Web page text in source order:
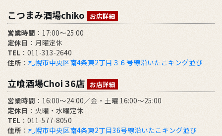
こつまみ酒場chiko お店詳細
営業時間 ：17:00～25:00
定休日 ：月曜定休
TEL ：011-313-2640
住所 ： 札幌市中央区南4条東2丁目３６号線沿いたこキング並び
立喰酒場Choi 36店 お店詳細
営業時間 ：16:00～24:00／金・土曜 16:00～25:00
定休日 ：火曜・水曜定休
TEL ：011-577-8050
住所 ： 札幌市中央区南4条東2丁目36号線沿いたこキング並び